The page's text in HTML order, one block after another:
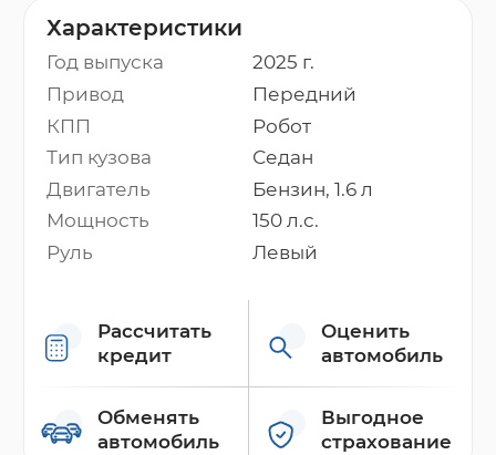
Характеристики
Год выпуска
2025 г.
Привод
Передний
КПП
Робот
Тип кузова
Седан
Двигатель
Бензин, 1.6 л
Мощность
150 л.с.
Руль
Левый
Рассчитать
кредит
Оценить
автомобиль
Обменять
автомобиль
Выгодное
страхование